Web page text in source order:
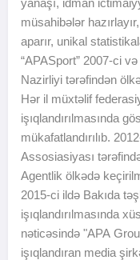
yanaşı, idman
müsahibələr
aparır, unikal
“APASport” 2007-ci
Nazirliyi tərəfindən
Hər il müxtəlif
işıqlandırılmasında
mükafatlandırılıb.
Assosiasiyası
Agentlik ölkədə
2015-ci ildə Bakıda
işıqlandırılmasında
nəticəsində "APA
işıqlandıran media